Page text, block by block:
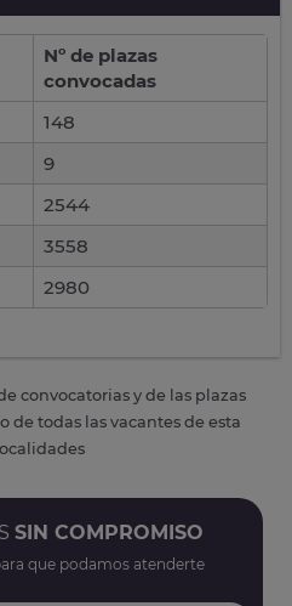
Nº de plazas
convocadas
148
9
2544
3558
2980
convocatorias y de las plazas
de todas las vacantes de esta
SIN COMPROMISO
que podamos atenderte